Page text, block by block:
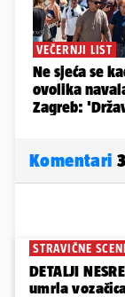
Komentari
STRAVIČNE
DETALJI
umrla